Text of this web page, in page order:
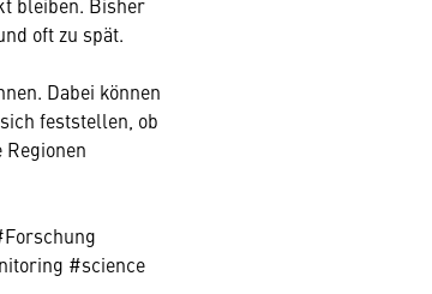
oft zu spät.
Dabei können
feststellen, ob
#science